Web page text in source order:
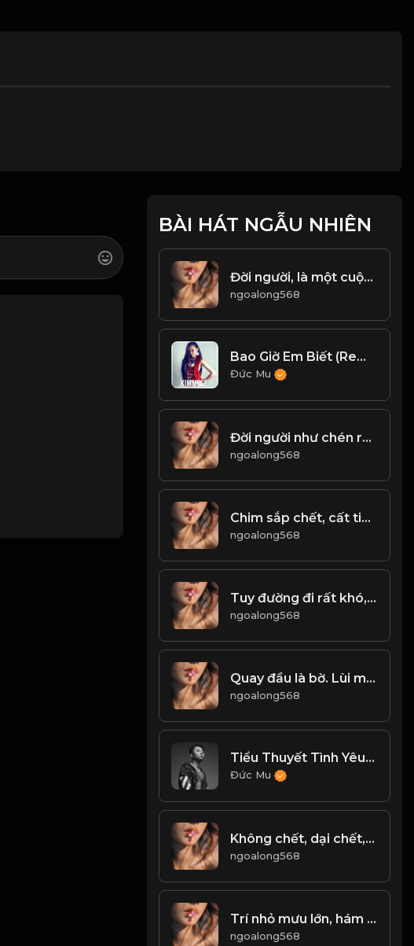
BÀI HÁT NGẪU NHIÊN
Đời người, là một cuộc tu hành! & Đạo
ngoalong568
Bao Giờ Em Biết (Remix) - Ken Chou, Kimmese
Đức Mu
Đời người như chén rượu nồng! & Đạo
ngoalong568
Chim sắp chết, cất tiếng bi thương Người sắp qua đời, nói lời chân thiện! & Đạo
ngoalong568
Tuy đường đi rất khó, nhưng trong lòng phải có một niềm tin. - không được thua - & Đạo
ngoalong568
Quay đầu là bờ. Lùi một bước, tiến ba bước! & Đạo
ngoalong568
Tiểu Thuyết Tình Yêu - Lee7, Andree, It's Lee
Đức Mu
Không chết, dại chết, biết sống! Đạo
ngoalong568
Trí nhỏ mưu lớn, hám lợi đen lòng! & Đạo
ngoalong568